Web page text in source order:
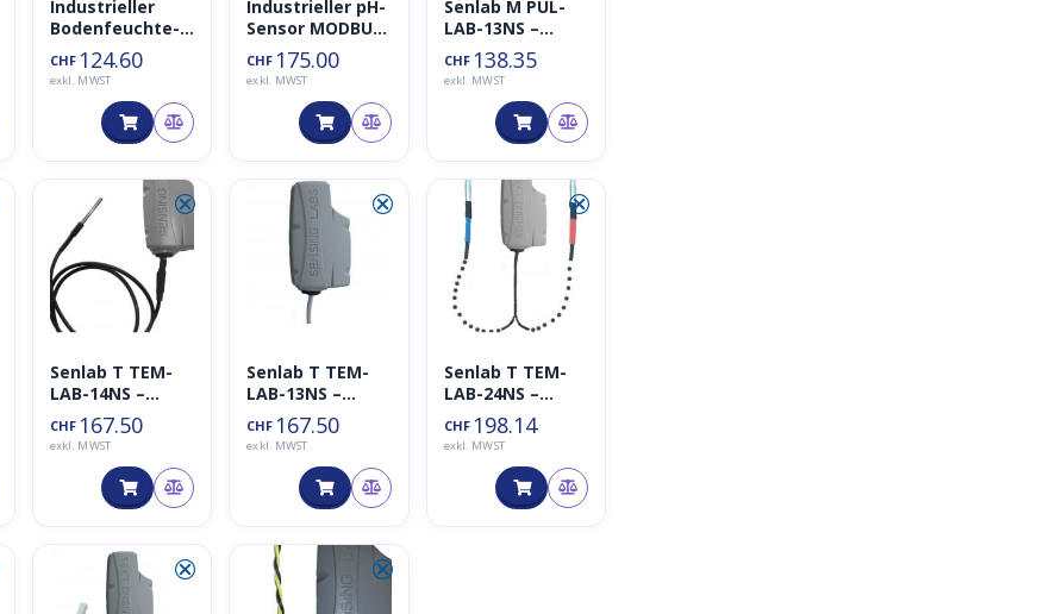
Industrieller
Bodenfeuchte-,
Temperatur-
und EC-Sensor
MODBUS-RTU
RS485 (S-Soil
MTEC-02A)
CHF 124.60
exkl. MWST
Industrieller pH-
Sensor MODBUS-
RTU RS485 &
0~2V
Analogspannun
g (S-pH-01A)
CHF 175.00
exkl. MWST
Senlab M PUL-
LAB-13NS –
LoRaWAN
Outdoor Pulse
Sensor
CHF 138.35
exkl. MWST
⮿
Senlab T TEM-
LAB-14NS –
LoRaWAN
Outdoor
Temperatur
Sensor Remote
CHF 167.50
exkl. MWST
⮿
Senlab T TEM-
LAB-13NS –
LoRaWAN
Outdoor
Temperatur
Sensor
CHF 167.50
exkl. MWST
⮿
Senlab T TEM-
LAB-24NS –
LoRaWAN
Sensor zur
Überwachung
Heizungsanlage
CHF 198.14
exkl. MWST
⮿ ⮿